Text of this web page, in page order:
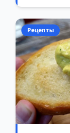
Рецепты